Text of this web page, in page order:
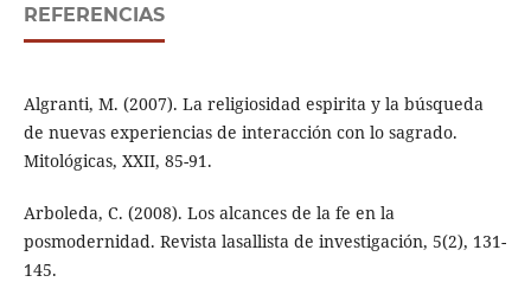
REFERENCIAS
Algranti, M. (2007). La religiosidad espirita y la búsqueda
de nuevas experiencias de interacción con lo sagrado.
Mitológicas, XXII, 85-91.
Arboleda, C. (2008). Los alcances de la fe en la
posmodernidad. Revista lasallista de investigación, 5(2), 131-
145.